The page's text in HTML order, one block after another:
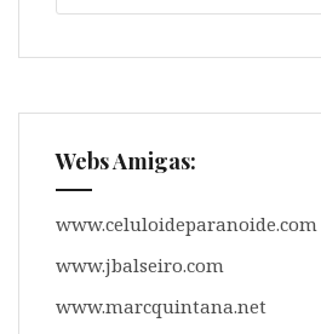
Webs Amigas:
www.celuloideparanoide.com
www.jbalseiro.com
www.marcquintana.net